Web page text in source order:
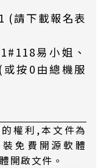
(請下載報名表
易小姐、
按0由總機服
權利,本文件為
免費開源軟體
開啟文件。